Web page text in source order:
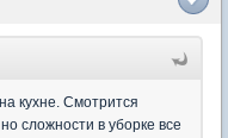
кухне. Смотрится
сложности в уборке все